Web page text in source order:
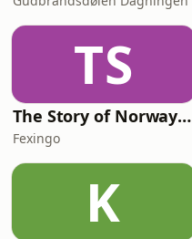
TS
The Story of Norway: From Viking Raiders to Modern Wealth — Fexingo History
Fexingo
K